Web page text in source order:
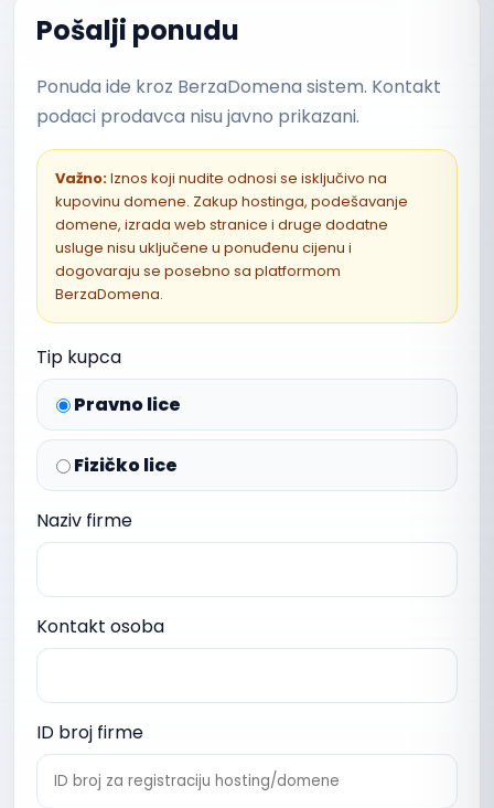
Pošalji ponudu
Ponuda ide kroz BerzaDomena sistem. Kontakt
podaci prodavca nisu javno prikazani.
Važno:Iznos koji nudite odnosi se isključivo na
kupovinu domene. Zakup hostinga, podešavanje
domene, izrada web stranice i druge dodatne
usluge nisu uključene u ponuđenu cijenu i
dogovaraju se posebno sa platformom
BerzaDomena.
Tip kupca
Pravno lice
Fizičko lice
Naziv firme
Kontakt osoba
ID broj firme